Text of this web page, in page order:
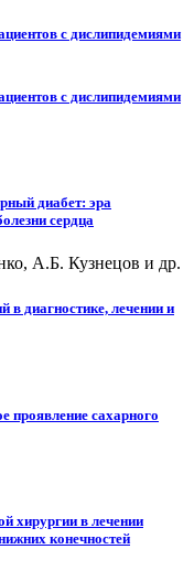
с дислипидемиями
с дислипидемиями
диабет: эра
сердца
А.Б. Кузнецов и др.
в диагностике, лечении и
проявление сахарного
хирургии в лечении
конечностей